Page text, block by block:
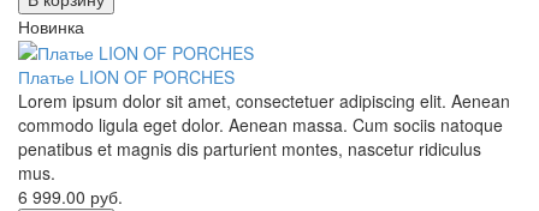
Новинка
Платье LION OF PORCHES
Lorem ipsum dolor sit amet, consectetuer adipiscing elit. Aenean
commodo ligula eget dolor. Aenean massa. Cum sociis natoque
penatibus et magnis dis parturient montes, nascetur ridiculus
mus.
6 999.00 руб.